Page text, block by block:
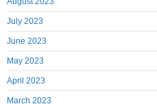
July 2023
June 2023
May 2023
April 2023
March 2023